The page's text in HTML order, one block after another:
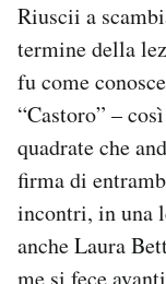
Riuscii a
termine della
fu come
“Castoro” –
quadrate che
firma di
incontri, in una
anche Laura
me si fece